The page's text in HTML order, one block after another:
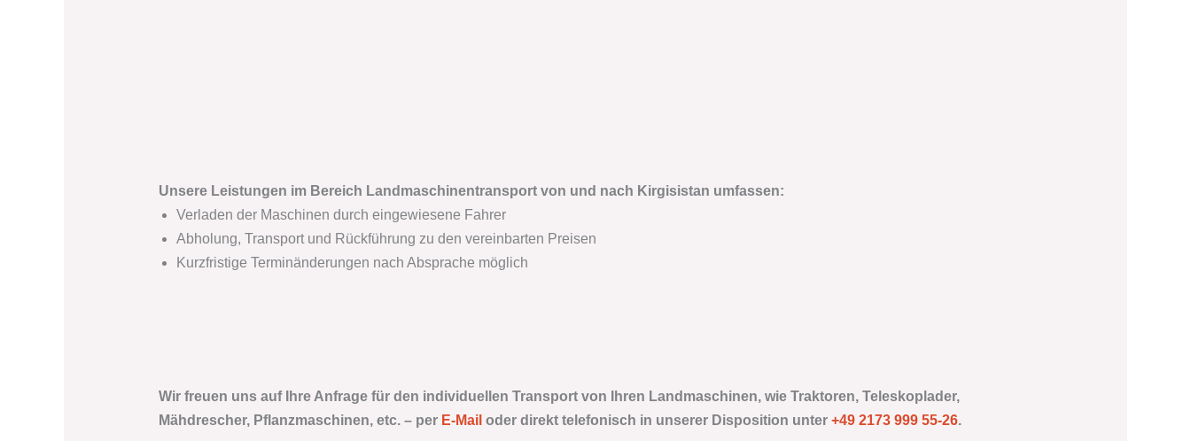
Unsere Leistungen im Bereich Landmaschinentransport von und nach Kirgisistan umfassen:
Verladen der Maschinen durch eingewiesene Fahrer
Abholung, Transport und Rückführung zu den vereinbarten Preisen
Kurzfristige Terminänderungen nach Absprache möglich
Wir freuen uns auf Ihre Anfrage für den individuellen Transport von Ihren Landmaschinen, wie Traktoren, Teleskoplader,
Mähdrescher, Pflanzmaschinen, etc. – per E-Mail oder direkt telefonisch in unserer Disposition unter +49 2173 999 55-26.